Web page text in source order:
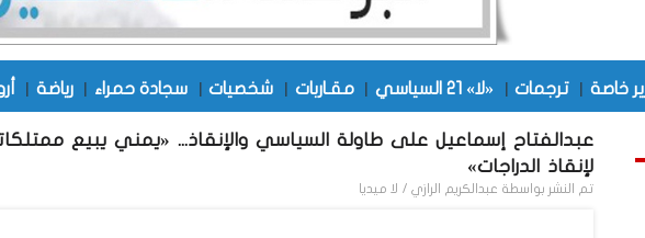
خاصة | ترجمات | «لا» 21 السياسي | مقـاربات | شخصيات | سجادة حمراء | رياضة |
عبدالفتاح إسماعيل على طاولة السياسي والإنقاذ... «يمني يبيع
لإنقاذ الدراجات»
تم النشر بواسطة عبدالكريم الرازي / لا ميديا